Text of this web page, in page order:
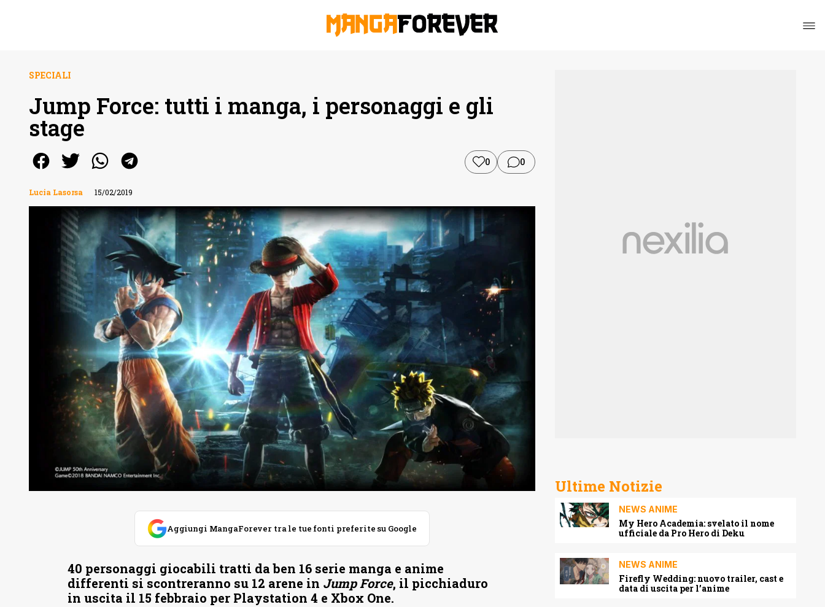
SPECIALI
Jump Force: tutti i manga, i personaggi e gli
stage
0 0
Lucia Lasorsa 15/02/2019
Aggiungi MangaForever tra le tue fonti preferite su Google
40 personaggi giocabili tratti da ben 16 serie manga e anime
differenti si scontreranno su 12 arene in Jump Force, il picchiaduro
in uscita il 15 febbraio per Playstation 4 e Xbox One.
Ultime Notizie
NEWS ANIME
My Hero Academia: svelato il nome
ufficiale da Pro Hero di Deku
NEWS ANIME
Firefly Wedding: nuovo trailer, cast e
data di uscita per l’anime